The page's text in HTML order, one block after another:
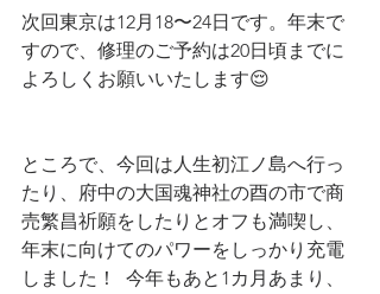
次回東京は12月18〜24日です。年末で
すので、修理のご予約は20日頃までに
よろしくお願いいたします😌
ところで、今回は人生初江ノ島へ行っ
たり、府中の大国魂神社の酉の市で商
売繁昌祈願をしたりとオフも満喫し、
年末に向けてのパワーをしっかり充電
しました！  今年もあと1カ月あまり、